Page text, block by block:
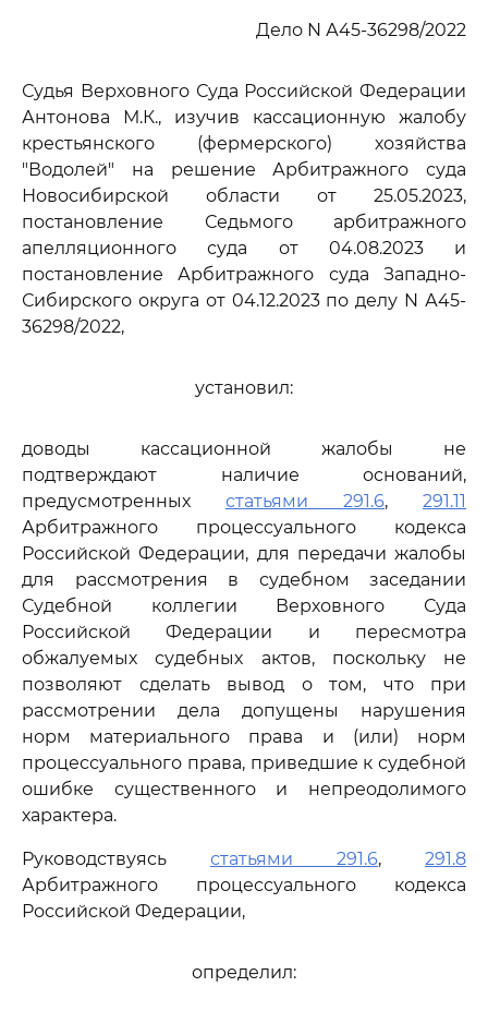
Дело N А45-36298/2022
Судья Верховного Суда Российской Федерации
Антонова М.К., изучив кассационную жалобу
крестьянского (фермерского) хозяйства
"Водолей" на решение Арбитражного суда
Новосибирской области от 25.05.2023,
постановление Седьмого арбитражного
апелляционного суда от 04.08.2023 и
постановление Арбитражного суда Западно-
Сибирского округа от 04.12.2023 по делу N А45-
36298/2022,
установил:
доводы кассационной жалобы не
подтверждают наличие оснований,
предусмотренных статьями 291.6, 291.11
Арбитражного процессуального кодекса
Российской Федерации, для передачи жалобы
для рассмотрения в судебном заседании
Судебной коллегии Верховного Суда
Российской Федерации и пересмотра
обжалуемых судебных актов, поскольку не
позволяют сделать вывод о том, что при
рассмотрении дела допущены нарушения
норм материального права и (или) норм
процессуального права, приведшие к судебной
ошибке существенного и непреодолимого
характера.
Руководствуясь статьями 291.6, 291.8
Арбитражного процессуального кодекса
Российской Федерации,
определил: